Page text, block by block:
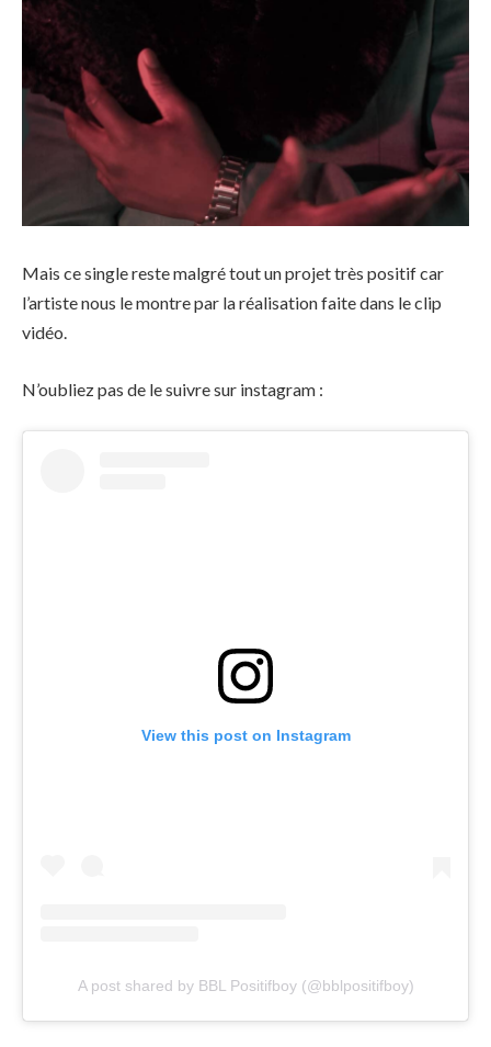
Mais ce single reste malgré tout un projet très positif car
l’artiste nous le montre par la réalisation faite dans le clip
vidéo.
N’oubliez pas de le suivre sur instagram :
View this post on Instagram
A post shared by BBL Positifboy (@bblpositifboy)